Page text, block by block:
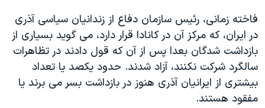
اعتراضات مردمی آبان ۹۸
اسرائیل در جنگ
نرگس محمدی برنده جایزه نوبل صلح
همایش محافظه‌کاران آمریکا «سی‌پک»
صفحه‌های ویژه
فاخته زمانی، رئیس سازمان دفاع از زندانیان سیاسی آذری
در ایران، که مرکز آن در کانادا قرار دارد، می گوید بسیاری از
بازداشت شدگان بعدا پس از آن که قول دادند در تظاهرات
سالگرد شرکت نکنند، آزاد شدند. حدود یکصد یا تعداد
بیشتری از ایرانیان آذری هنوز در بازداشت بسر می برند یا
مفقود هستند.